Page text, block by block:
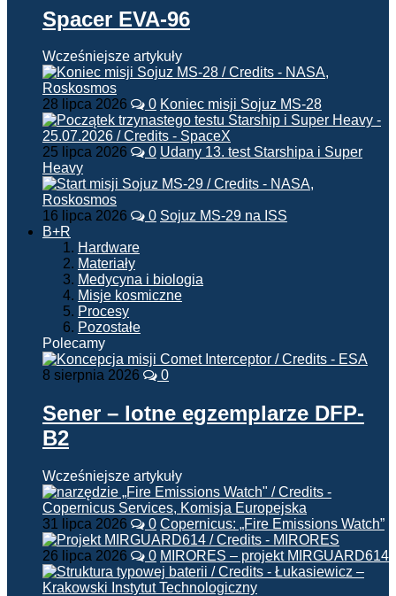
Spacer EVA-96
Wcześniejsze artykuły
28 lipca 2026 0 Koniec misji Sojuz MS-28
25 lipca 2026 0 Udany 13. test Starshipa i Super
Heavy
16 lipca 2026 0 Sojuz MS-29 na ISS
B+R
Hardware
Materiały
Medycyna i biologia
Misje kosmiczne
Procesy
Pozostałe
Polecamy
8 sierpnia 2026 0
Sener – lotne egzemplarze DFP-
B2
Wcześniejsze artykuły
31 lipca 2026 0 Copernicus: „Fire Emissions Watch”
26 lipca 2026 0 MIRORES – projekt MIRGUARD614